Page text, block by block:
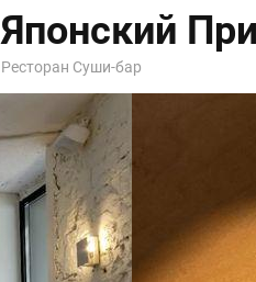
Японский
Ресторан Суши-бар